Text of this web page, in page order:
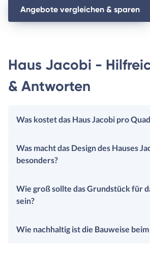
Angebote vergleichen & sparen
Haus Jacobi -
& Antworten
Was kostet das Haus Jacobi pro
Was macht das Design des Hauses
besonders?
Wie groß sollte das Grundstück für
sein?
Wie nachhaltig ist die Bauweise beim